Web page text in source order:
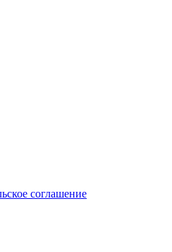
соглашение